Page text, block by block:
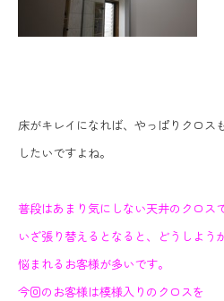
床がキレイになれば、やっぱりクロス
したいですよね。
普段はあまり気にしない天井のクロス
いざ張り替えるとなると、どうしよう
悩まれるお客様が多いです。
今回のお客様は模様入りのクロスを